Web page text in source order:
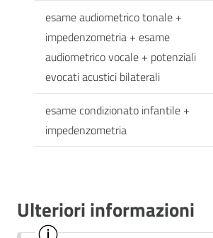
esame audiometrico tonale +
impedenzometria + esame
audiometrico vocale + potenziali
evocati acustici bilaterali
esame condizionato infantile +
impedenzometria
Ulteriori informazioni